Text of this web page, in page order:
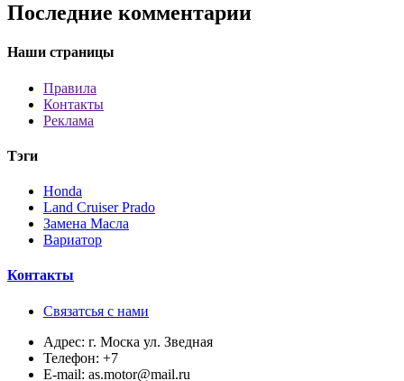
Последние комментарии
Наши страницы
Правила
Контакты
Реклама
Тэги
Honda
Land Cruiser Prado
Замена Масла
Вариатор
Контакты
Связатсья с нами
Адрес: г. Моска ул. Зведная
Телефон: +7
E-mail: as.motor@mail.ru